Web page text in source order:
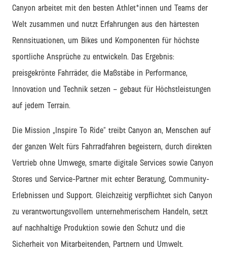
Canyon arbeitet mit den besten Athlet*innen und Teams der
Welt zusammen und nutzt Erfahrungen aus den härtesten
Rennsituationen, um Bikes und Komponenten für höchste
sportliche Ansprüche zu entwickeln. Das Ergebnis:
preisgekrönte Fahrräder, die Maßstäbe in Performance,
Innovation und Technik setzen – gebaut für Höchstleistungen
auf jedem Terrain.
Die Mission „Inspire To Ride“ treibt Canyon an, Menschen auf
der ganzen Welt fürs Fahrradfahren begeistern, durch direkten
Vertrieb ohne Umwege, smarte digitale Services sowie Canyon
Stores und Service-Partner mit echter Beratung, Community-
Erlebnissen und Support. Gleichzeitig verpflichtet sich Canyon
zu verantwortungsvollem unternehmerischem Handeln, setzt
auf nachhaltige Produktion sowie den Schutz und die
Sicherheit von Mitarbeitenden, Partnern und Umwelt.